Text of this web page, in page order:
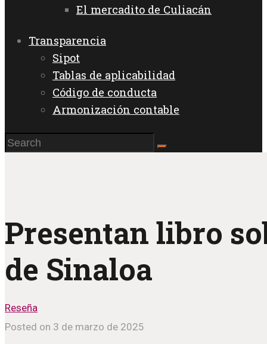
El mercadito de Culiacán
Transparencia
Sipot
Tablas de aplicabilidad
Código de conducta
Armonización contable
Presentan libro
de Sinaloa
Reseña
Posted on 3 de marzo de 2025